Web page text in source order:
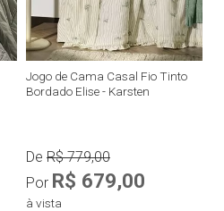
Jogo de Cama Casal Fio Tinto
Bordado Elise - Karsten
De R$ 779,00
Por R$ 679,00
à vista